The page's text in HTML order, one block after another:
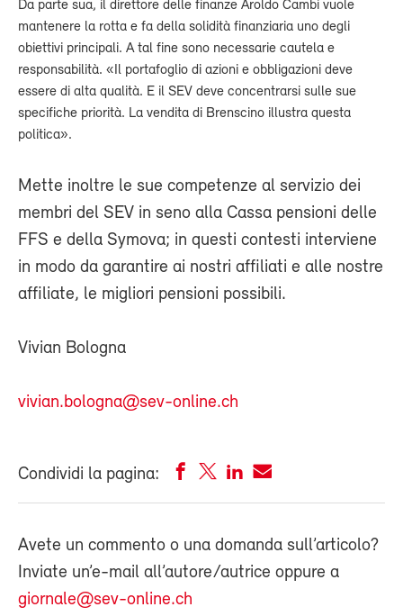
Da parte sua, il direttore delle finanze Aroldo Cambi vuole
mantenere la rotta e fa della solidità finanziaria uno degli
obiettivi principali. A tal fine sono necessarie cautela e
responsabilità. «Il portafoglio di azioni e obbligazioni deve
essere di alta qualità. E il SEV deve concentrarsi sulle sue
specifiche priorità. La vendita di Brenscino illustra questa
politica».
Mette inoltre le sue competenze al servizio dei
membri del SEV in seno alla Cassa pensioni delle
FFS e della Symova; in questi contesti interviene
in modo da garantire ai nostri affiliati e alle nostre
affiliate, le migliori pensioni possibili.
Vivian Bologna
vivian.bologna@sev-online.ch
Condividi la pagina:
Avete un commento o una domanda sull’articolo?
Inviate un’e-mail all’autore/autrice oppure a
giornale@sev-online.ch